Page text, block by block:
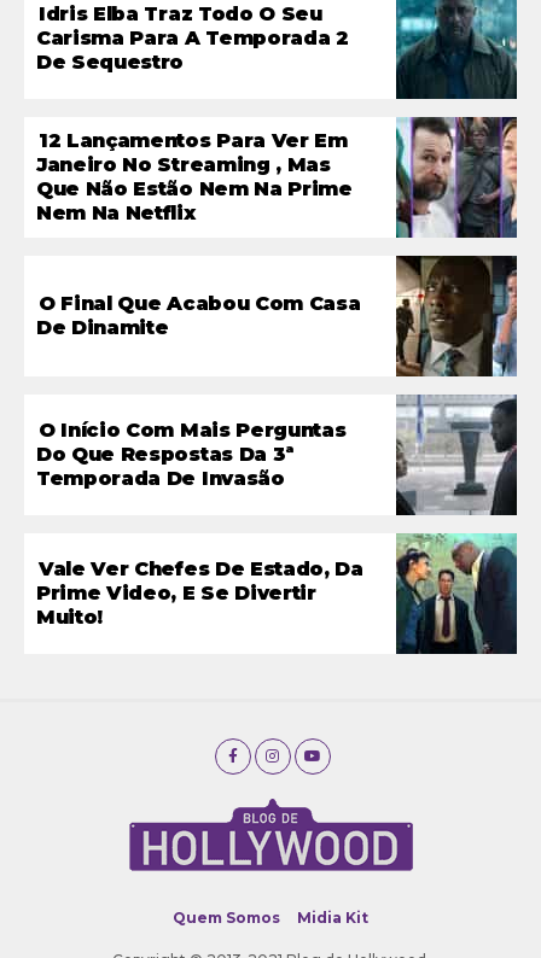
Idris Elba Traz Todo O Seu
Carisma Para A Temporada 2
De Sequestro
12 Lançamentos Para Ver Em
Janeiro No Streaming , Mas
Que Não Estão Nem Na Prime
Nem Na Netflix
O Final Que Acabou Com Casa
De Dinamite
O Início Com Mais Perguntas
Do Que Respostas Da 3ª
Temporada De Invasão
Vale Ver Chefes De Estado, Da
Prime Video, E Se Divertir
Muito!
Quem Somos Midia Kit